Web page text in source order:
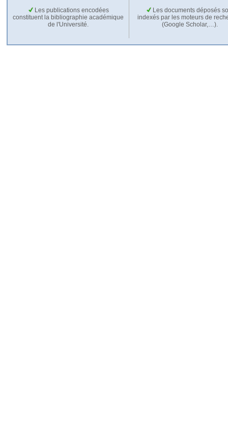
Les publications encodées
constituent la bibliographie académique
de l'Université.
Les documents déposés
indexés par les moteurs de
(Google Scholar,…).